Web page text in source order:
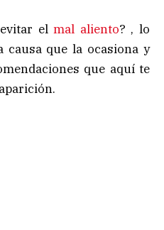
evitar elmal aliento? , lo
que la ocasiona y
que aquí te